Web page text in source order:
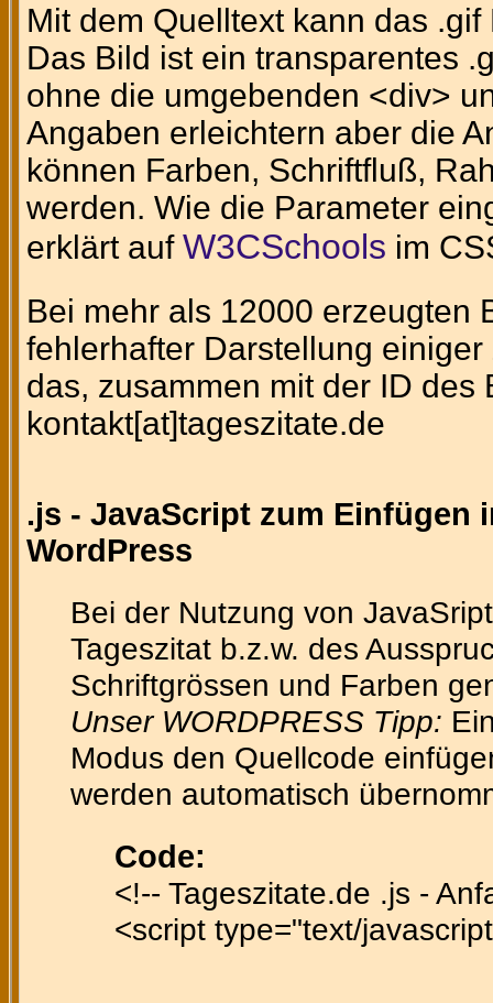
Mit dem Quelltext kann das
Das Bild ist ein transparentes
ohne die umgebenden <div>
Angaben erleichtern aber die
können Farben, Schriftfluß,
werden. Wie die Parameter
erklärt auf W3CSchools im
Bei mehr als 12000 erzeugten
fehlerhafter Darstellung
das, zusammen mit der ID
kontakt[at]tageszitate.de
.js - JavaScript zum Einfügen
WordPress
Bei der Nutzung von
Tageszitat b.z.w. des
Schriftgrössen und Farben
Unser WORDPRESS Tipp:
Modus den Quellcode
werden automatisch
Code:
<!-- Tageszitate.de .js -
<script type="text/